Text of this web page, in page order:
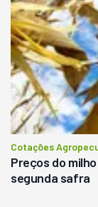
Cotações
Preços do
segunda safra